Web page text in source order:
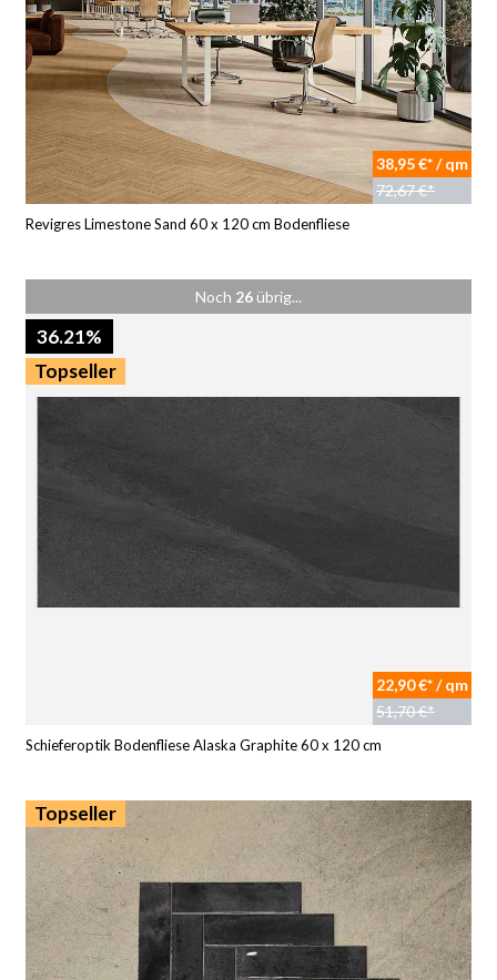
38,95 €* / qm
72,67 €*
Revigres Limestone Sand 60 x 120 cm Bodenfliese
Noch 26 übrig...
36.21%
Topseller
22,90 €* / qm
51,70 €*
Schieferoptik Bodenfliese Alaska Graphite 60 x 120 cm
Topseller